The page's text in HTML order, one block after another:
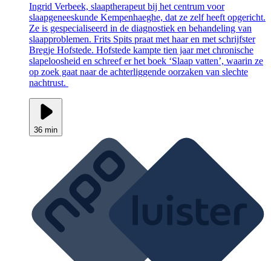
Ingrid Verbeek, slaaptherapeut bij het centrum voor
slaapgeneeskunde Kempenhaeghe, dat ze zelf heeft opgericht.
Ze is gespecialiseerd in de diagnostiek en behandeling van
slaapproblemen. Frits Spits praat met haar en met schrijfster
Bregje Hofstede. Hofstede kampte tien jaar met chronische
slapeloosheid en schreef er het boek ‘Slaap vatten’, waarin ze
op zoek gaat naar de achterliggende oorzaken van slechte
nachtrust.
36 min